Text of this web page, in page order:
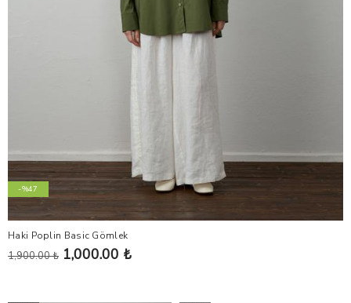
-%47
Haki Poplin Basic Gömlek
1,900.00 ₺ 1,000.00 ₺